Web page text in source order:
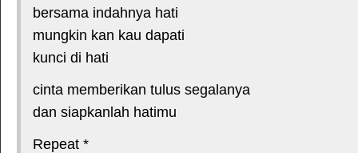
bersama indahnya hati
mungkin kan kau dapati
kunci di hati
cinta memberikan tulus segalanya
dan siapkanlah hatimu
Repeat *